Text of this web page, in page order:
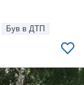
Був в ДТП